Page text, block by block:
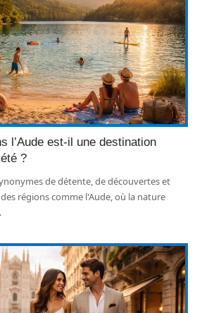
l’Aude est-il une destination
?
de détente, de découvertes et
régions comme l'Aude, où la nature